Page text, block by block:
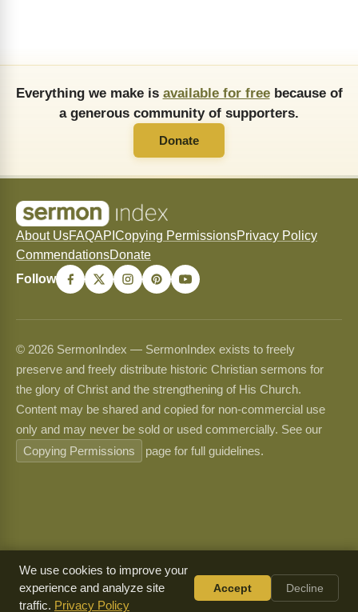
Everything we make is available for freebecause of
a generous community of supporters.
Donate
About UsFAQAPI Copying PermissionsPrivacy Policy
CommendationsDonate
Follow
© 2026 SermonIndex — SermonIndex exists to freely
preserve and freely distribute historic Christian sermons for
the glory of Christ and the strengthening of His Church.
Content may be shared and copied for non-commercial use
only and may never be sold or used commercially. See our
Copying Permissions
page for full guidelines.
We use cookies to improve your
experience and analyze site
traffic. Privacy Policy
Accept Decline